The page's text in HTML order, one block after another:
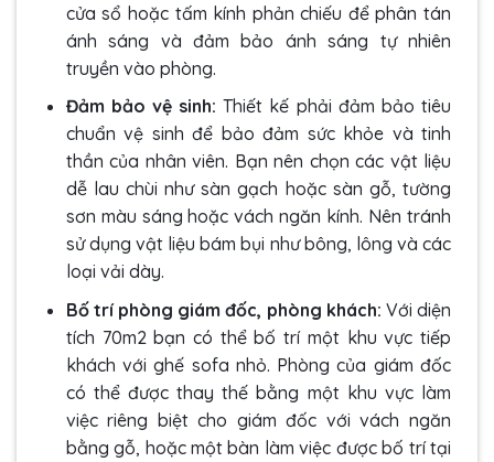
cửa sổ hoặc tấm kính phản chiếu để phân tán
ánh sáng và đảm bảo ánh sáng tự nhiên
truyền vào phòng.
Đảm bảo vệ sinh: Thiết kế phải đảm bảo tiêu
chuẩn vệ sinh để bảo đảm sức khỏe và tinh
thần của nhân viên. Bạn nên chọn các vật liệu
dễ lau chùi như sàn gạch hoặc sàn gỗ, tường
sơn màu sáng hoặc vách ngăn kính. Nên tránh
sử dụng vật liệu bám bụi như bông, lông và các
loại vải dày.
Bố trí phòng giám đốc, phòng khách: Với diện
tích 70m2 bạn có thể bố trí một khu vực tiếp
khách với ghế sofa nhỏ. Phòng của giám đốc
có thể được thay thế bằng một khu vực làm
việc riêng biệt cho giám đốc với vách ngăn
bằng gỗ, hoặc một bàn làm việc được bố trí tại